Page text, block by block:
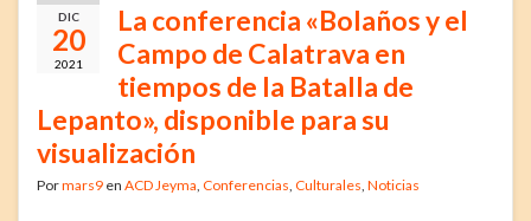
DIC
20
2021
La conferencia «Bolaños y el
Campo de Calatrava en
tiempos de la Batalla de
Lepanto», disponible para su
visualización
Pormars9 en ACD Jeyma Conferencias Culturales Noticias